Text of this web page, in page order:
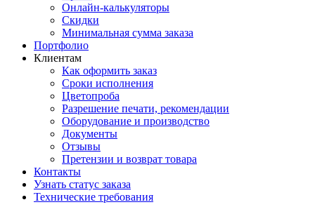
Онлайн-калькуляторы
Скидки
Минимальная сумма заказа
Портфолио
Клиентам
Как оформить заказ
Сроки исполнения
Цветопроба
Разрешение печати, рекомендации
Оборудование и производство
Документы
Отзывы
Претензии и возврат товара
Контакты
Узнать статус заказа
Технические требования